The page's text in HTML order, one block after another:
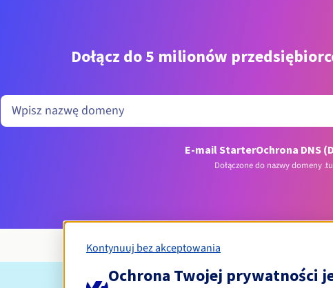
Dołącz do 5 milionów
E-mail StarterOchrona DNS
Dołączone do nazwy domeny
Kontynuuj bez akceptowania
Ochrona Twojej prywatności